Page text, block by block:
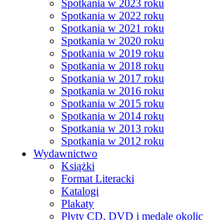
Spotkania w 2023 roku
Spotkania w 2022 roku
Spotkania w 2021 roku
Spotkania w 2020 roku
Spotkania w 2019 roku
Spotkania w 2018 roku
Spotkania w 2017 roku
Spotkania w 2016 roku
Spotkania w 2015 roku
Spotkania w 2014 roku
Spotkania w 2013 roku
Spotkania w 2012 roku
Wydawnictwo
Książki
Format Literacki
Katalogi
Plakaty
Płyty CD, DVD i medale